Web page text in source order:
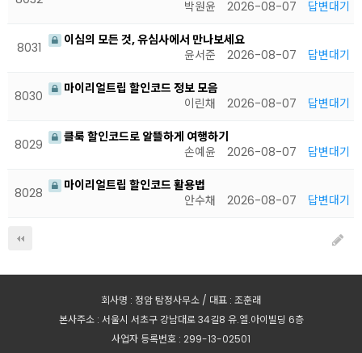
박원윤
2026-08-07 답변대기
8031
이심의 모든 것, 유심사에서 만나보세요
윤서준
2026-08-07 답변대기
8030
마이리얼트립 할인코드 정보 모음
이린채
2026-08-07 답변대기
8029
클룩 할인코드로 알뜰하게 여행하기
손예윤
2026-08-07 답변대기
8028
마이리얼트립 할인코드 활용법
안수채
2026-08-07 답변대기
회사명 : 정암 탐정사무소 / 대표 : 조훈래
본사주소 : 서울시 서초구 강남대로 34길8 유.엘.아이빌딩 6층
사업자 등록번호 : 299-13-02501